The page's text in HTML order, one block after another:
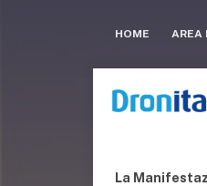
HOME AREA
La